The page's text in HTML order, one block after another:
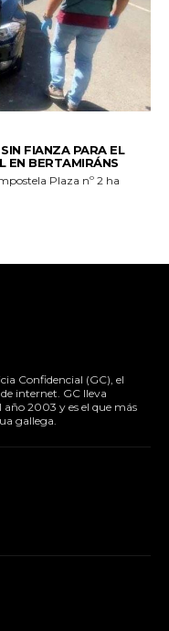
FIANZA PARA EL
EN BERTAMIRÁNS
Plaza nº 2 ha
Confidencial (GC), el
internet. GC lleva
2003 y es el que más
gallega.